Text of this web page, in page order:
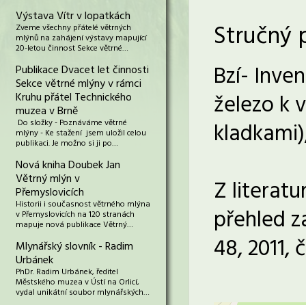
Výstava Vítr v lopatkách
Zveme všechny přátelé větrných
mlýnů na zahájení výstavy mapující
20-letou činnost Sekce větrné…
Publikace Dvacet let činnosti
Sekce větrné mlýny v rámci
Kruhu přátel Technického
muzea v Brně
Do složky - Poznáváme větrné
mlýny - Ke stažení jsem uložil celou
publikaci. Je možno si ji po…
Nová kniha Doubek Jan
Větrný mlýn v
Přemyslovicích
Historii i současnost větrného mlýna
v Přemyslovicích na 120 stranách
mapuje nová publikace Větrný…
Mlynářský slovník - Radim
Urbánek
PhDr. Radim Urbánek, ředitel
Městského muzea v Ústí na Orlicí,
vydal unikátní soubor mlynářských…
Stručný
Bzí-
železo k
Z
přehled
48,